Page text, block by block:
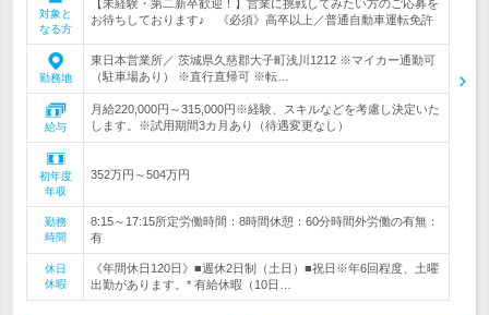
対象と
なる方
【未経験・第二新卒歓迎！】営業に挑戦してみたい方のご応募を
お待ちしております♪ 《必須》高卒以上／普通自動車運転免許
勤務地
東日本営業所／ 茨城県久慈郡大子町浅川1212 ※マイカー通勤可
（駐車場あり） ※直行直帰可 ※転…
給与
月給220,000円～315,000円※経験、スキルなどを考慮し決定いた
します。※試用期間3カ月あり（待遇変更なし）
初年度
年収
352万円～504万円
勤務
時間
8:15～17:15所定労働時間：8時間休憩：60分時間外労働の有無：
有
休日
休暇
《年間休日120日》■週休2日制（土日）■祝日※年6回程度、土曜
出勤があります。* 有給休暇（10日…